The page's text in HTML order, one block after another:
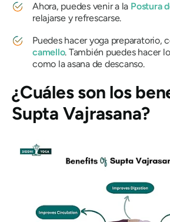
Ahora, puedes venir a la Postura
relajarse y refrescarse.
Puedes hacer yoga preparatorio,
camello. También puedes hacer
como la asana de descanso.
¿Cuáles son los
Supta Vajrasana?